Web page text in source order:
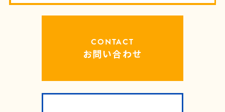
CONTACT
お問い合わせ